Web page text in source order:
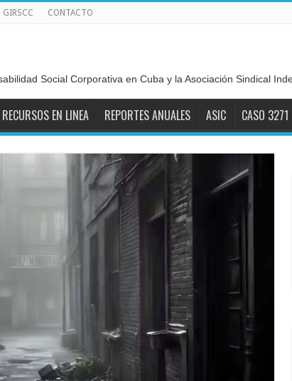
GIRSCC CONTACTO
Social Corporativa en Cuba y la Asociación Sindical
RECURSOS EN LINEA REPORTES ANUALES ASIC CASO 3271